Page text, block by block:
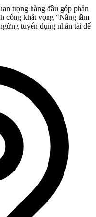
trọng hàng đầu góp phần
công khát vọng “Nâng tầm
tuyển dụng nhân tài để